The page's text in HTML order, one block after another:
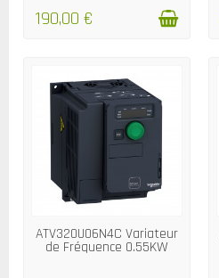
190,00 €
DÉLAIS, 3/4 JOURS
ATV320U06N4C Variateur
de Fréquence 0.55KW